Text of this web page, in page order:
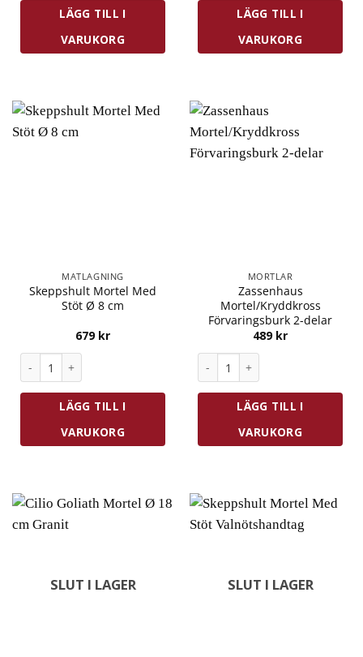
LÄGG TILL I
VARUKORG
LÄGG TILL I
VARUKORG
MATLAGNING
Skeppshult Mortel Med
Stöt Ø 8 cm
679 kr
LÄGG TILL I
VARUKORG
MORTLAR
Zassenhaus
Mortel/Kryddkross
Förvaringsburk 2-delar
489 kr
LÄGG TILL I
VARUKORG
SLUT I LAGER SLUT I LAGER